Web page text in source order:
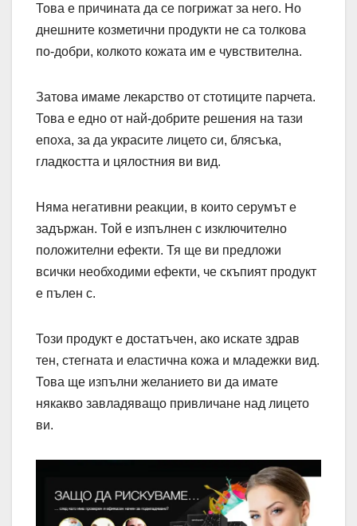
Това е причината да се погрижат за него. Но
днешните козметични продукти не са толкова
по-добри, колкото кожата им е чувствителна.
Затова имаме лекарство от стотиците парчета.
Това е едно от най-добрите решения на тази
епоха, за да украсите лицето си, блясъка,
гладкостта и цялостния ви вид.
Няма негативни реакции, в които серумът е
задържан. Той е изпълнен с изключително
положителни ефекти. Тя ще ви предложи
всички необходими ефекти, че скъпият продукт
е пълен с.
Този продукт е достатъчен, ако искате здрав
тен, стегната и еластична кожа и младежки вид.
Това ще изпълни желанието ви да имате
някакво завладяващо привличане над лицето
ви.